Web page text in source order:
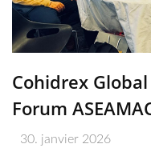
Cohidrex
Forum
30. janvier 2026